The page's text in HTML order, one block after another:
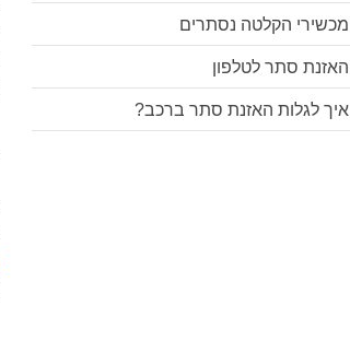
מכשירי הקלטה נסתרים
האזנת סתר לטלפון
איך לגלות האזנת סתר ברכב?